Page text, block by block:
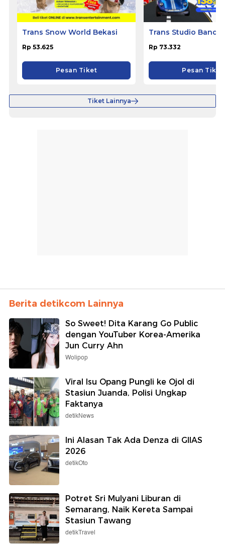
Trans Snow World Bekasi
Rp 53.625
Pesan Tiket
Trans Studio
Rp 73.332
Pesan Tiket
Tiket Lainnya
Berita detikcom Lainnya
So Sweet! Dita Karang Go Public
dengan YouTuber Korea-Amerika
Jun Curry Ahn
Wolipop
Viral Isu Opang Pungli ke Ojol di
Stasiun Juanda, Polisi Ungkap
Faktanya
detikNews
Ini Alasan Tak Ada Denza di GIIAS
2026
detikOto
Potret Sri Mulyani Liburan di
Semarang, Naik Kereta Sampai
Stasiun Tawang
detikTravel